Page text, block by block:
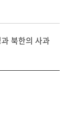
북한의 사과